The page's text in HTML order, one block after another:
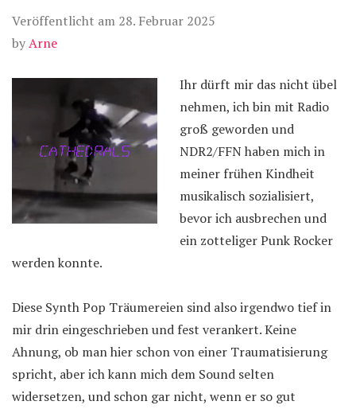
Veröffentlicht am 28. Februar 2025
byArne
Ihr dürft mir das nicht übel
nehmen, ich bin mit Radio
groß geworden und
NDR2/FFN haben mich in
meiner frühen Kindheit
musikalisch sozialisiert,
bevor ich ausbrechen und
ein zotteliger Punk Rocker
werden konnte.
Diese Synth Pop Träumereien sind also irgendwo tief in
mir drin eingeschrieben und fest verankert. Keine
Ahnung, ob man hier schon von einer Traumatisierung
spricht, aber ich kann mich dem Sound selten
widersetzen, und schon gar nicht, wenn er so gut